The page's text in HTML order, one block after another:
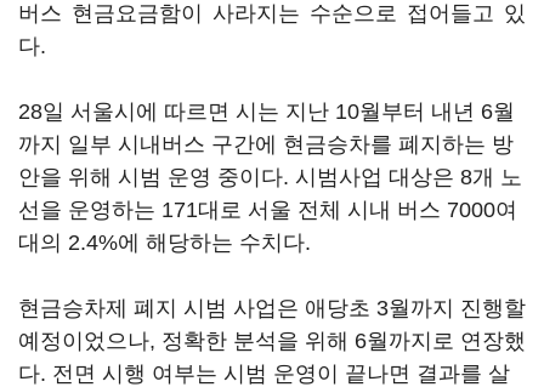
버스 현금요금함이 사라지는 수순으로 접어들고 있
다.
28일 서울시에 따르면 시는 지난 10월부터 내년 6월
까지 일부 시내버스 구간에 현금승차를 폐지하는 방
안을 위해 시범 운영 중이다. 시범사업 대상은 8개 노
선을 운영하는 171대로 서울 전체 시내 버스 7000여
대의 2.4%에 해당하는 수치다.
현금승차제 폐지 시범 사업은 애당초 3월까지 진행할
예정이었으나, 정확한 분석을 위해 6월까지로 연장했
다. 전면 시행 여부는 시범 운영이 끝나면 결과를 살